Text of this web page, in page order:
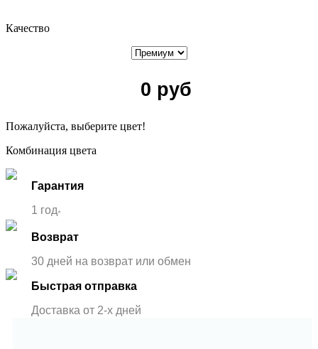
Качество
0 руб
Пожалуйста, выберите цвет!
Комбинация цвета
Гарантия
1 год*
Возврат
30 дней на возврат или обмен
Быстрая отправка
Доставка от 2-x дней